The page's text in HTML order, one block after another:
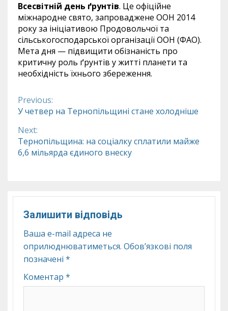
Всесвітній день ґрунтів. Це офіційне
міжнародне свято, запроваджене ООН 2014
року за ініціативою Продовольчої та
сільськогосподарської організації ООН (ФАО).
Мета дня — підвищити обізнаність про
критичну роль ґрунтів у житті планети та
необхідність їхнього збереження.
Continue
Reading
Previous:
У четвер на Тернопільщині стане холодніше
Next:
Тернопільщина: на соціалку сплатили майже
6,6 мільярда єдиного внеску
Залишити відповідь
Ваша e-mail адреса не
оприлюднюватиметься. Обов’язкові поля
позначені *
Коментар *